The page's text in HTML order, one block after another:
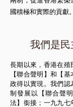
國積極和實際的貢獻。
我們是
長期以來，香港在殖
【聯合聲明】和【
政得以實現。我們
制發展以【聯合聲
法】銜接；一九九